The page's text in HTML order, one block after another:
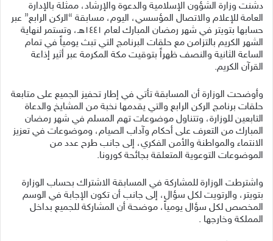
دشنت وزارة الشؤون الإسلامية والدعوة والإرشاد، ممثلة بالإدارة
العامة للإعلام والاتصال المؤسسي، اليوم، مسابقة “الركن الرابع” عبر
حسابها بتويتر في شهر رمضان المبارك لعام ١٤٤١هـ، وتستمر لنهاية
الشهر الكريم بالتزامن مع حلقات البرنامج التي تبث يومياً في تمام
الساعة الثانية والنصف ظهراً بتوقيت مكة المكرمة عبر أثير إذاعة
القرآن الكريم.
وأوضحت الوزارة أن المسابقة تأتي في إطار تحفيز الجميع على متابعة
حلقات برنامج الركن الرابع والتي يقدمها نخبة من المشايخ والدعاة
التابعين للوزارة، وتتناول موضوعات تهم المسلم في شهر رمضان
المبارك من التعرف على أحكام وآداب الصيام، وموضوعات في تعزيز
الانتماء والمواطنة والأمن الفكري، إلى جانب طرح عدد من
الموضوعات التوعوية المتعلقة بجائحة كورونا.
واشترطت الوزارة للمشاركة في المسابقة الاشتراك بحساب الوزارة
بتويتر، والرتويت لكل سؤال، إلى جانب أن تكون الإجابة في الوسم
المخصص لكل سؤال يومياً، موضحة أن المشاركة للجميع بداخل
المملكة وخارجها .